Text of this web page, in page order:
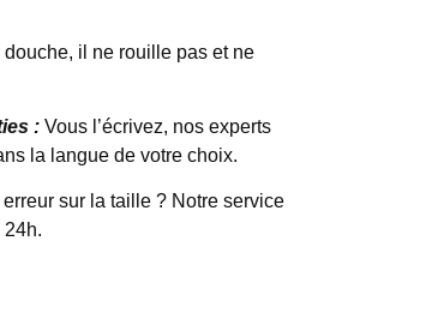
douche, il ne rouille pas et ne
: Vous l’écrivez, nos experts
la langue de votre choix.
erreur sur la taille ? Notre service